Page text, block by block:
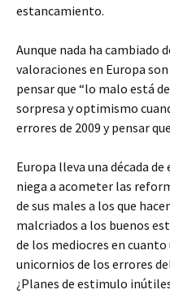
estancamiento.
Aunque nada ha cambiado
valoraciones en Europa
pensar que “lo malo está
sorpresa y optimismo
errores de 2009 y pensar
Europa lleva una década
niega a acometer las
de sus males a los que
malcriados a los buenos
de los mediocres en cuanto
unicornios de los errores
¿Planes de estimulo